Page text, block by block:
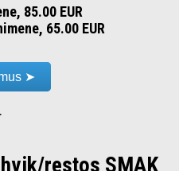
85.00 EUR
65.00 EUR
➤
restos SMAK